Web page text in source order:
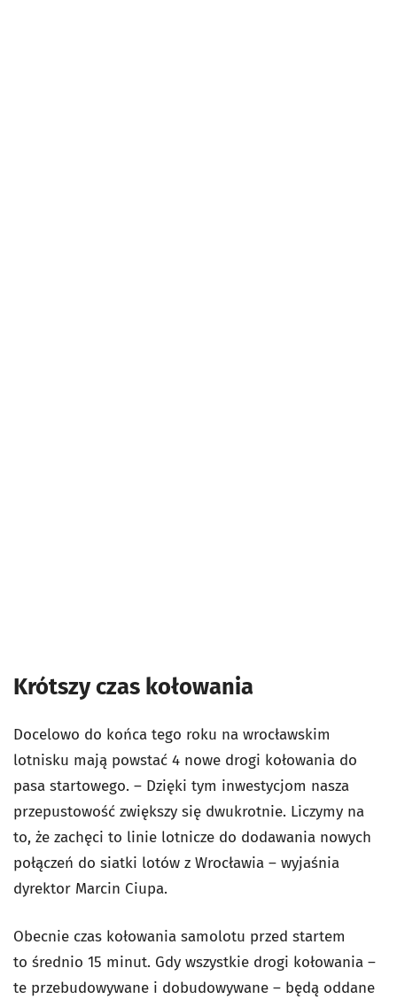
Krótszy czas kołowania
Docelowo do końca tego roku na wrocławskim
lotnisku mają powstać 4 nowe drogi kołowania do
pasa startowego. – Dzięki tym inwestycjom nasza
przepustowość zwiększy się dwukrotnie. Liczymy na
to, że zachęci to linie lotnicze do dodawania nowych
połączeń do siatki lotów z Wrocławia – wyjaśnia
dyrektor Marcin Ciupa.
Obecnie czas kołowania samolotu przed startem
to średnio 15 minut. Gdy wszystkie drogi kołowania –
te przebudowywane i dobudowywane – będą oddane